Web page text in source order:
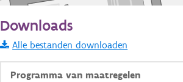
Informatie Vlaanderen
i
Downloads
Alle bestanden downloaden
Programma van maatregelen